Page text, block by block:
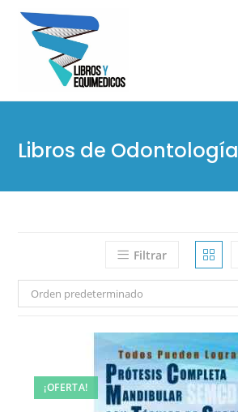
Libros de Odontología
Filtrar
Orden predeterminado
¡OFERTA!